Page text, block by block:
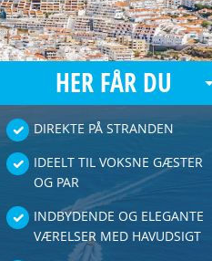
HER FÅR DU
DIREKTE PÅ STRANDEN
IDEELT TIL VOKSNE GÆSTER
OG PAR
INDBYDENDE OG ELEGANTE
VÆRELSER MED HAVUDSIGT